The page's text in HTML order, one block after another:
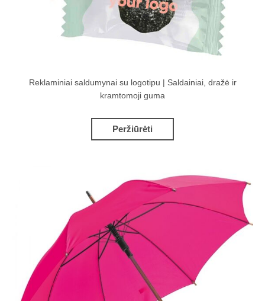
Reklaminiai saldumynai su logotipu | Saldainiai, dražė ir
kramtomoji guma
Peržiūrėti